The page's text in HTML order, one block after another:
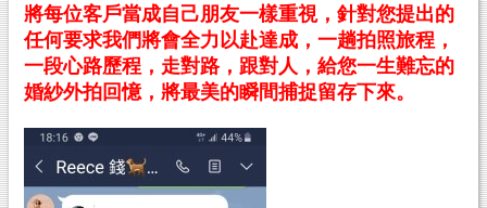
將每位客戶當成自己朋友一樣重視，針對您提出的
任何要求我們將會全力以赴達成，一趟拍照旅程，
一段心路歷程，走對路，跟對人，給您一生難忘的
婚紗外拍回憶，將最美的瞬間捕捉留存下來。